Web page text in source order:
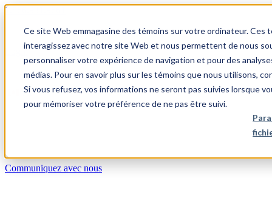
Ce site Web emmagasine des témoins sur votre ordinateur.
interagissez avec notre site Web et nous permettent de nous
personnaliser votre expérience de navigation et pour des
médias. Pour en savoir plus sur les témoins que nous utilisons,
Si vous refusez, vos informations ne seront pas suivies lorsque
pour mémoriser votre préférence de ne pas être suivi.
1.866.931.9661
Login
FR
Communiquez avec nous